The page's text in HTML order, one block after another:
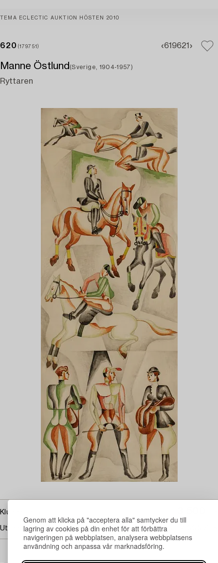
Genom att klicka på "acceptera alla" samtycker du till
lagring av cookies på din enhet för att förbättra
navigeringen på webbplatsen, analysera webbplatsens
användning och anpassa vår marknadsföring.
TEMA ECLECTIC AUKTION HÖSTEN 2010
620 (179751) 619621
Manne Östlund (Sverige, 1904-1957)
Ryttaren
Klubbat pris
Utropspris 5 000 - 7 000 SEK